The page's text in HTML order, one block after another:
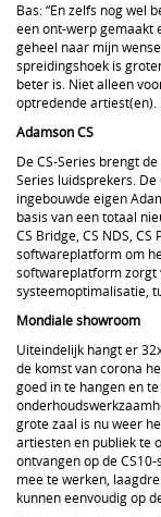
Bas: “En zelfs nog wel
een ont-werp gemaakt
geheel naar mijn
spreidingshoek is
beter is. Niet alleen
optredende artiest(en).
Adamson CS
De CS-Series brengt
Series luidsprekers.
ingebouwde eigen
basis van een totaal
CS Bridge, CS NDS,
softwareplatform om
softwareplatform zorgt
systeemoptimalisatie,
Mondiale showroom
Uiteindelijk hangt er
de komst van corona
goed in te hangen en
grote zaal is nu weer
artiesten en publiek te
ontvangen op de
mee te werken,
kunnen eenvoudig op